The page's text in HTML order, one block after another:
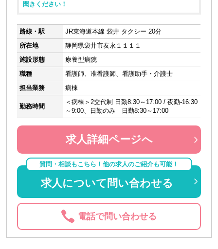
聞きください！
路線・駅
JR東海道本線 袋井 タクシー 20分
所在地
静岡県袋井市友永１１１１
施設形態
療養型病院
職種
看護師、准看護師、看護助手・介護士
担当業務
病棟
勤務時間
＜病棟＞2交代制 日勤8:30～17:00 / 夜勤-16:30
～9:00、日勤のみ 日勤8:30～17:00
求人詳細ページへ
質問・相談もこちら！他の求人のご紹介も可能！
求人について問い合わせる
電話で問い合わせる